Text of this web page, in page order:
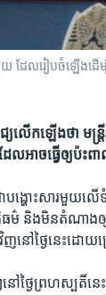
ែល​រៀបចំ​ឡើង​ដើម្
ក​ឡើង​ថា​ មន្រ្តី​
ល​អាច​ធ្វើ​ឲ្យ​ប៉ះព
ាបង្ហោះ​សារ​មួយ​
ម៌​ និង​មិន​តំណាង​ឲ្យ​
វិញ​នៅ​ថ្ងៃ​នេះ​ដ
ៗ​នៅ​ថ្ងៃព្រហស្ប